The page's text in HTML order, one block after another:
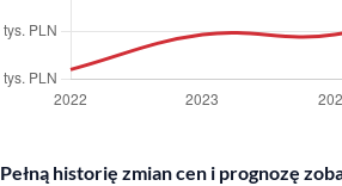
Pełną historię zmian cen i prognozę